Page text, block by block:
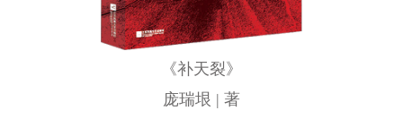
《补天裂》
庞瑞垠 | 著